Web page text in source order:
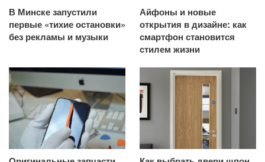
В Минске запустили
первые «тихие остановки»
без рекламы и музыки
Айфоны и новые
открытия в дизайне: как
смартфон становится
стилем жизни